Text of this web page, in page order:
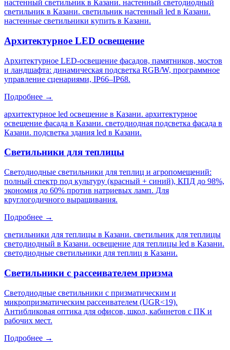
настенный светильник в Казани. настенный светодиодный
светильник в Казани. светильник настенный led в Казани.
настенные светильники купить в Казани.
Архитектурное LED освещение
Архитектурное LED-освещение фасадов, памятников, мостов
и ландшафта: динамическая подсветка RGB/W, программное
управление сценариями, IP66–IP68.
Подробнее →
архитектурное led освещение в Казани. архитектурное
освещение фасада в Казани. светодиодная подсветка фасада в
Казани. подсветка здания led в Казани.
Светильники для теплицы
Светодиодные светильники для теплиц и агропомещений:
полный спектр под культуру (красный + синий), КПД до 98%,
экономия до 60% против натриевых ламп. Для
круглогодичного выращивания.
Подробнее →
светильники для теплицы в Казани. светильник для теплицы
светодиодный в Казани. освещение для теплицы led в Казани.
светодиодные светильники для теплиц в Казани.
Светильники с рассеивателем призма
Светодиодные светильники с призматическим и
микропризматическим рассеивателем (UGR<19).
Антибликовая оптика для офисов, школ, кабинетов с ПК и
рабочих мест.
Подробнее →